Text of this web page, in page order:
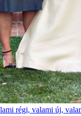
régi, valami új,